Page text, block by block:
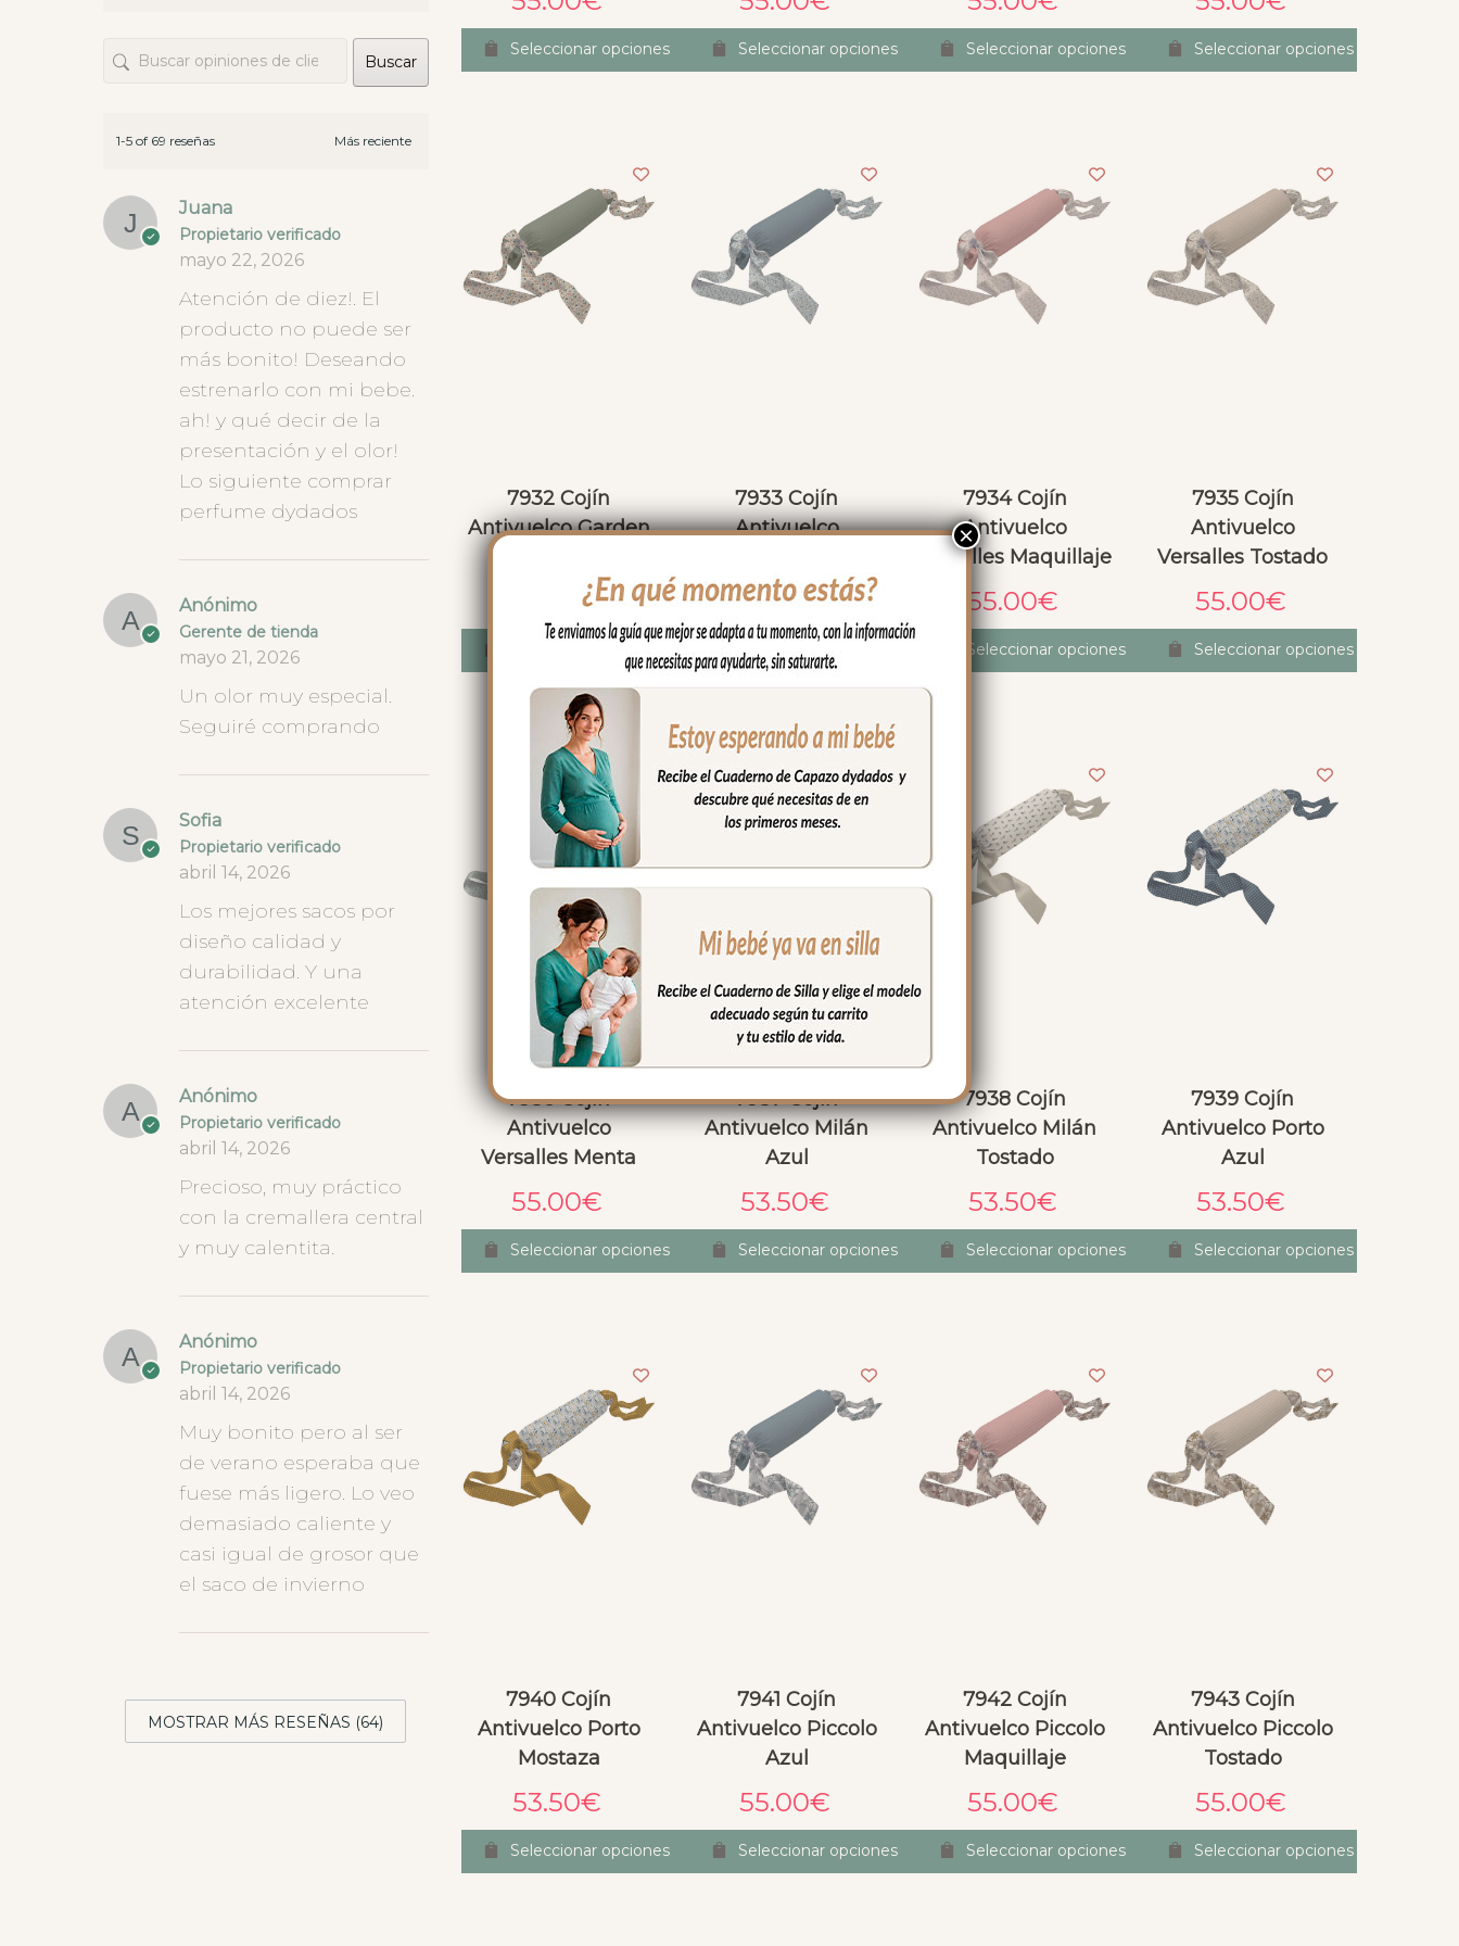
Seleccionar opciones Seleccionar opciones Seleccionar opciones Seleccionar opciones
7932 Cojín
Antivuelco Garden
€
Seleccionar opciones
7933 Cojín
Antivuelco
55.00€
Seleccionar opciones
7934 Cojín
Antivuelco
Versalles Maquillaje
55.00€
Seleccionar opciones
7935 Cojín
Antivuelco
Versalles Tostado
55.00€
Seleccionar opciones
7936 Cojín
Antivuelco
Versalles Menta
55.00€
Seleccionar opciones
7937 Cojín
Antivuelco Milán
Azul
53.50€
Seleccionar opciones
7938 Cojín
Antivuelco Milán
Tostado
53.50€
Seleccionar opciones
7939 Cojín
Antivuelco Porto
Azul
53.50€
Seleccionar opciones
7940 Cojín
Antivuelco Porto
Mostaza
53.50€
Seleccionar opciones
7941 Cojín
Antivuelco Piccolo
Azul
55.00€
Seleccionar opciones
7942 Cojín
Antivuelco Piccolo
Maquillaje
55.00€
Seleccionar opciones
7943 Cojín
Antivuelco Piccolo
Tostado
55.00€
Seleccionar opciones
las telas, ofreciendo
opciones, consejo...Lo dicho,
hay tiendas y luego están
Buscar
1-5 of 69 reseñas
Juana
Propietario verificado
mayo 22, 2026
Atención de diez!. El
producto no puede ser
más bonito! Deseando
estrenarlo con mi bebe.
ah! y qué decir de la
presentación y el olor!
Lo siguiente comprar
perfume dydados
Anónimo
Gerente de tienda
mayo 21, 2026
Un olor muy especial.
Seguiré comprando
Sofia
Propietario verificado
abril 14, 2026
Los mejores sacos por
diseño calidad y
durabilidad. Y una
atención excelente
Anónimo
Propietario verificado
abril 14, 2026
Precioso, muy práctico
con la cremallera central
y muy calentita.
Anónimo
Propietario verificado
abril 14, 2026
Muy bonito pero al ser
de verano esperaba que
fuese más ligero. Lo veo
demasiado caliente y
casi igual de grosor que
el saco de invierno
MOSTRAR MÁS RESEÑAS (64)
×